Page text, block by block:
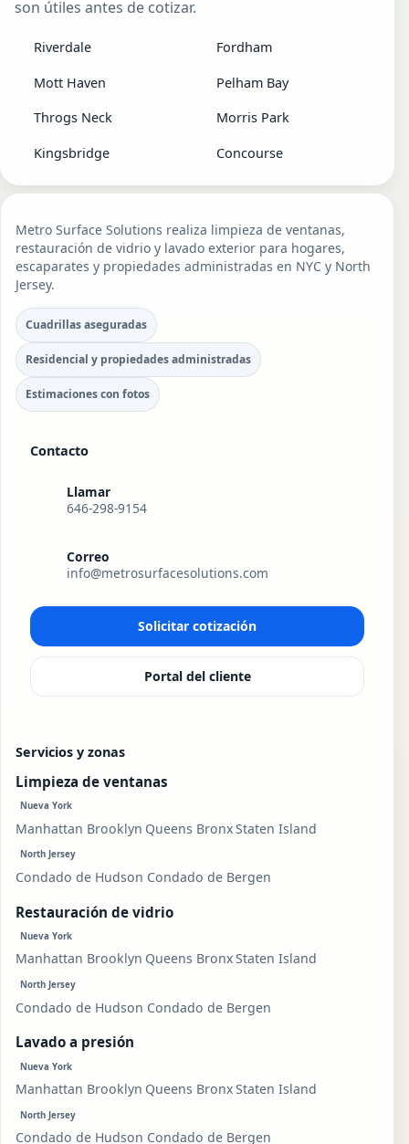
son útiles antes de cotizar.
Riverdale Fordham
Mott Haven Pelham Bay
Throgs Neck Morris Park
Kingsbridge Concourse
Metro Surface Solutions realiza limpieza de ventanas,
restauración de vidrio y lavado exterior para hogares,
escaparates y propiedades administradas en NYC y North
Jersey.
Cuadrillas aseguradas
Residencial y propiedades administradas
Estimaciones con fotos
Contacto
Llamar
646-298-9154
Correo
info@metrosurfacesolutions.com
Solicitar cotización
Portal del cliente
Servicios y zonas
Limpieza de ventanas
Nueva York
Manhattan Brooklyn Queens BronxStaten Island
North Jersey
Condado de Hudson Condado de Bergen
Restauración de vidrio
Nueva York
Manhattan Brooklyn Queens BronxStaten Island
North Jersey
Condado de Hudson Condado de Bergen
Lavado a presión
Nueva York
Manhattan Brooklyn Queens BronxStaten Island
North Jersey
Condado de Hudson Condado de Bergen